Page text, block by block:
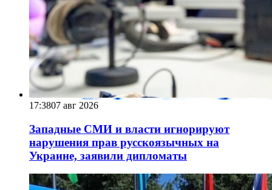
17:3807 авг 2026
Западные СМИ и власти игнорируют
нарушения прав русскоязычных на
Украине, заявили дипломаты